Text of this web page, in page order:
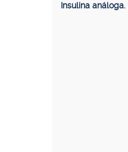
Insulina análoga.